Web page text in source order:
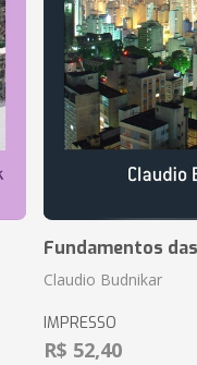
Fundamentos
Claudio Budnikar
IMPRESSO
R$ 52,40